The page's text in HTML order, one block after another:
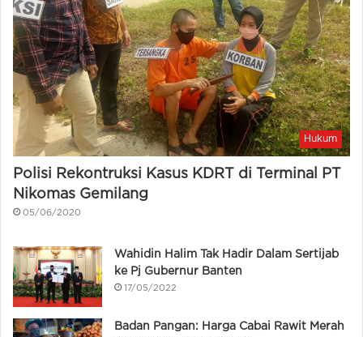
Hukum
Polisi Rekontruksi Kasus KDRT di Terminal PT
Nikomas Gemilang
05/06/2020
Wahidin Halim Tak Hadir Dalam Sertijab
ke Pj Gubernur Banten
17/05/2022
Badan Pangan: Harga Cabai Rawit Merah